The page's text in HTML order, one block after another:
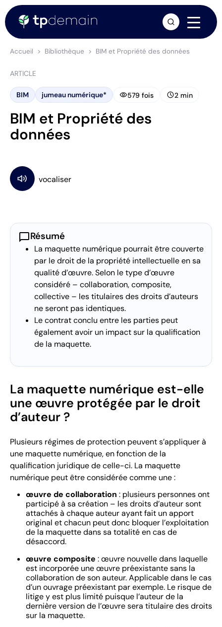
Accueil Bibliothèque BIM et Propriété des données
ARTICLE
BIM jumeau numérique* visibility579 fois schedule2 min
BIM et Propriété des
données
chat_bubbleRésumé
La maquette numérique pourrait être couverte
par le droit de la propriété intellectuelle en sa
qualité d’œuvre. Selon le type d’œuvre
considéré – collaboration, composite,
collective – les titulaires des droits d’auteurs
ne seront pas identiques.
Le contrat conclu entre les parties peut
également avoir un impact sur la qualification
de la maquette.
La maquette numérique est-elle
une œuvre protégée par le droit
d’auteur ?
Plusieurs régimes de protection peuvent s’appliquer à
une maquette numérique, en fonction de la
qualification juridique de celle-ci. La maquette
numérique peut être considérée comme une :
œuvre de collaboration : plusieurs personnes ont
participé à sa création – les droits d’auteur sont
attachés à chaque auteur ayant fait un apport
original et chacun peut donc bloquer l’exploitation
de la maquette dans sa totalité en cas de
désaccord.
œuvre composite : œuvre nouvelle dans laquelle
est incorporée une œuvre préexistante sans la
collaboration de son auteur. Applicable dans le cas
d’un ouvrage préexistant par exemple. Le risque de
litige y est plus limité puisque l’auteur de la
dernière version de l’œuvre sera titulaire des droits
sur la maquette.
arrow_forward